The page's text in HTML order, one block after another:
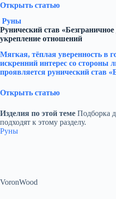
Открыть статью
Руны
Рунический став
укрепление отношений
Мягкая, тёплая уверенность в
искренний интерес со стороны
проявляется рунический став
Открыть статью
Изделия по этой теме Подборка
подходят к этому разделу.
Руны
VoronWood